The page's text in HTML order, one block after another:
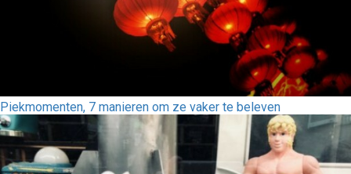
Piekmomenten, 7 manieren om ze vaker te beleven